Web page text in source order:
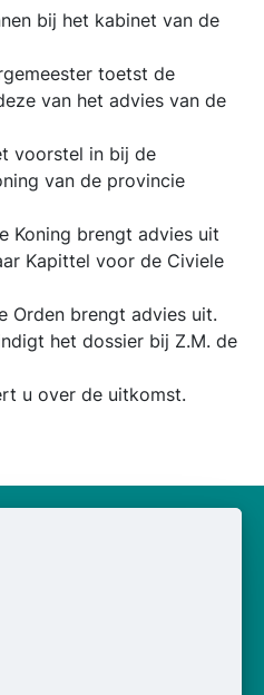
bij het kabinet van de
toetst de
van het advies van de
voorstel in bij de
van de provincie
Koning brengt advies uit
Kapittel voor de Civiele
Orden brengt advies uit.
het dossier bij Z.M. de
u over de uitkomst.